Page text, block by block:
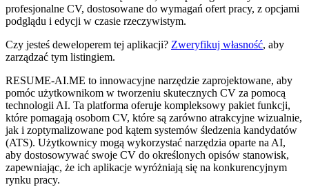
profesjonalne CV, dostosowane do wymagań ofert pracy, z opcjami
podglądu i edycji w czasie rzeczywistym.
Czy jesteś deweloperem tej aplikacji? Zweryfikuj własność, aby
zarządzać tym listingiem.
RESUME-AI.ME to innowacyjne narzędzie zaprojektowane, aby
pomóc użytkownikom w tworzeniu skutecznych CV za pomocą
technologii AI. Ta platforma oferuje kompleksowy pakiet funkcji,
które pomagają osobom CV, które są zarówno atrakcyjne wizualnie,
jak i zoptymalizowane pod kątem systemów śledzenia kandydatów
(ATS). Użytkownicy mogą wykorzystać narzędzia oparte na AI,
aby dostosowywać swoje CV do określonych opisów stanowisk,
zapewniając, że ich aplikacje wyróżniają się na konkurencyjnym
rynku pracy.